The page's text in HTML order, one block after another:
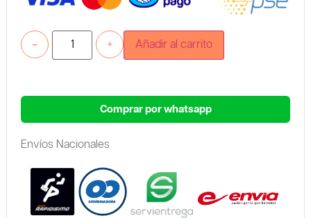
+
- Añadir al carrito
Comprar por whatsapp
Envíos Nacionales